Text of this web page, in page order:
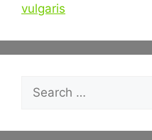
vulgaris
for: